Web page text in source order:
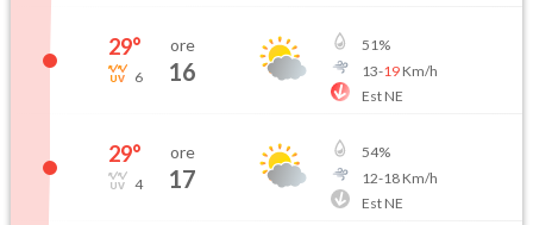
29°
6
ore
16
51%
13-19Km/h
Est NE
29°
4
ore
17
54%
12-18Km/h
Est NE